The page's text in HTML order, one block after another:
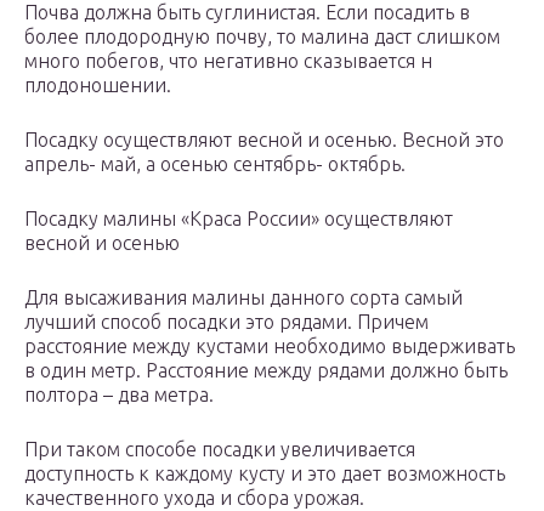
Почва должна быть суглинистая. Если посадить в
более плодородную почву, то малина даст слишком
много побегов, что негативно сказывается н
плодоношении.
Посадку осуществляют весной и осенью. Весной это
апрель- май, а осенью сентябрь- октябрь.
Посадку малины «Краса России» осуществляют
весной и осенью
Для высаживания малины данного сорта самый
лучший способ посадки это рядами. Причем
расстояние между кустами необходимо выдерживать
в один метр. Расстояние между рядами должно быть
полтора – два метра.
При таком способе посадки увеличивается
доступность к каждому кусту и это дает возможность
качественного ухода и сбора урожая.